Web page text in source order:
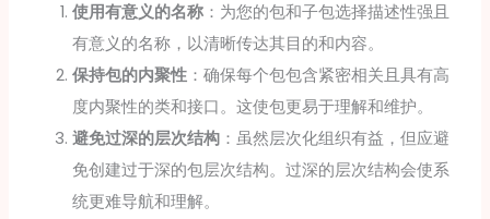
使用有意义的名称 ：为您的包和子包选择描述性强且
有意义的名称，以清晰传达其目的和内容。
保持包的内聚性 ：确保每个包包含紧密相关且具有高
度内聚性的类和接口。这使包更易于理解和维护。
避免过深的层次结构 ：虽然层次化组织有益，但应避
免创建过于深的包层次结构。过深的层次结构会使系
统更难导航和理解。